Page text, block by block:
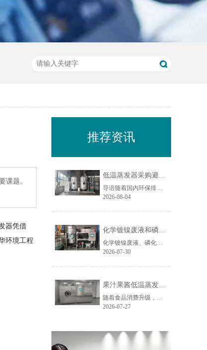
课题。
器凭借
环境工程
推荐资讯
低温蒸发器采购避坑指南：工业废水蒸发设备选型10大坑
导语随着国内环保排放标准持续收紧，工业废液减量、资源化回用与废水零排放（ZLD）成为制造企业的刚性需求，低温蒸发器凭借低温负压运行、能耗可控、适配场景广的特点，被广泛应用于电镀、化工、机械加工、食品加工等行业的废水处理场景。尤其在制造业密集区域，越来越多企业选择低温蒸发器实现废水减量化与水资源回......
2026-08-04
化学镀镍废液和磷化废液如何降低危废处置成本？2 吨/天低温蒸发案例年节省超100万
化学镀镍废液、磷化废液处理成本越来越高，企业如何降低危废处置费用？随着环保监管不断加强，金属表面处理行业产生的化学镀镍废液、磷化废液、电镀废液等高浓度废液，通常被列为危险废物，需要委托具有资质的单位进行处置。近年来，危废委外价格持续上涨，对于每天都会产生高浓度废液的企业而言，委外处置费用已经成......
2026-07-30
果汁果酱低温蒸发浓缩设备选型指南：六大核心因素全面解析
随着食品消费升级，NFC果汁、天然果酱、鲜果浆等高附加值果蔬制品的市场需求持续增长，终端市场对产品的天然风味、原生色泽与营养保留度提出了更高要求。低温真空蒸发浓缩技术凭借30℃以下温和提浓的技术优势，成为热敏性食品物料浓缩的主流方案，而选对适配的低温蒸发设备，是保障产品品质、提升生产效益的关键。在......
2026-07-27